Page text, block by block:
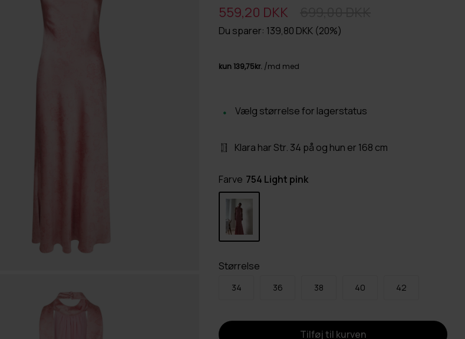
Du sparer: 139,80 DKK (20%)
559,20 DKK
Vælg størrelse for lagerstatus
Klara har Str. 34 på og hun er 168 cm
Farve 754 Light pink
Størrelse
34 36 38 40 42